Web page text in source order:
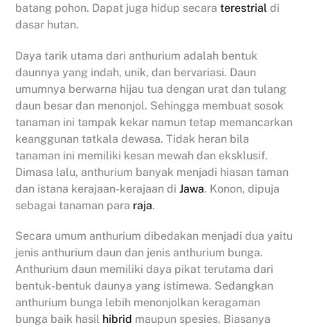
batang pohon. Dapat juga hidup secaraterestrial di
dasar hutan.
Daya tarik utama dari anthurium adalah bentuk
daunnya yang indah, unik, dan bervariasi. Daun
umumnya berwarna hijau tua dengan urat dan tulang
daun besar dan menonjol. Sehingga membuat sosok
tanaman ini tampak kekar namun tetap memancarkan
keanggunan tatkala dewasa. Tidak heran bila
tanaman ini memiliki kesan mewah dan eksklusif.
Dimasa lalu, anthurium banyak menjadi hiasan taman
dan istana kerajaan-kerajaan diJawa. Konon, dipuja
sebagai tanaman para raja.
Secara umum anthurium dibedakan menjadi dua yaitu
jenis anthurium daun dan jenis anthurium bunga.
Anthurium daun memiliki daya pikat terutama dari
bentuk-bentuk daunya yang istimewa. Sedangkan
anthurium bunga lebih menonjolkan keragaman
bunga baik hasil hibrid maupun spesies. Biasanya